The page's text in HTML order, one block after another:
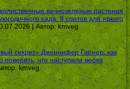
вечнозеленые растения
сада: 8 сортов для яркого
| Автор: kmveg
секрет» Дженнифер Гарнер: как
поверить, что наступила весна
kmveg